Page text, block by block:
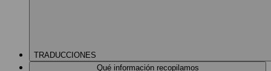
TRADUCCIONES
Qué información recopilamos